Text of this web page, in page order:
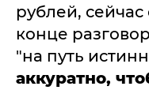
рублей, сейчас
конце
"на путь
аккуратно,